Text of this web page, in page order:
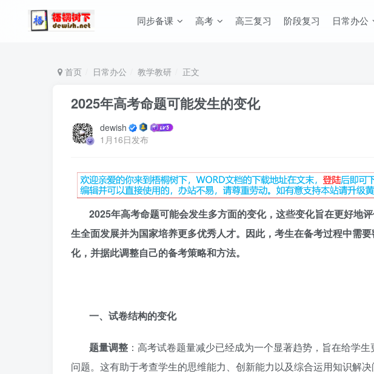
同步备课 高考 高三复习 阶段复习 日常办公
首页 日常办公 教学教研 正文
2025年高考命题可能发生的变化
dewish
1月16日发布
2025年高考命题可能会发生多方面的变化，这些变化旨在更好地
生全面发展并为国家培养更多优秀人才。因此，考生在备考过程中需
化，并据此调整自己的备考策略和方法。
一、试卷结构的变化
题量调整 ：高考试卷题量减少已经成为一个显著趋势，旨在给学
问题。这有助于考查学生的思维能力、创新能力以及综合运用知识解决